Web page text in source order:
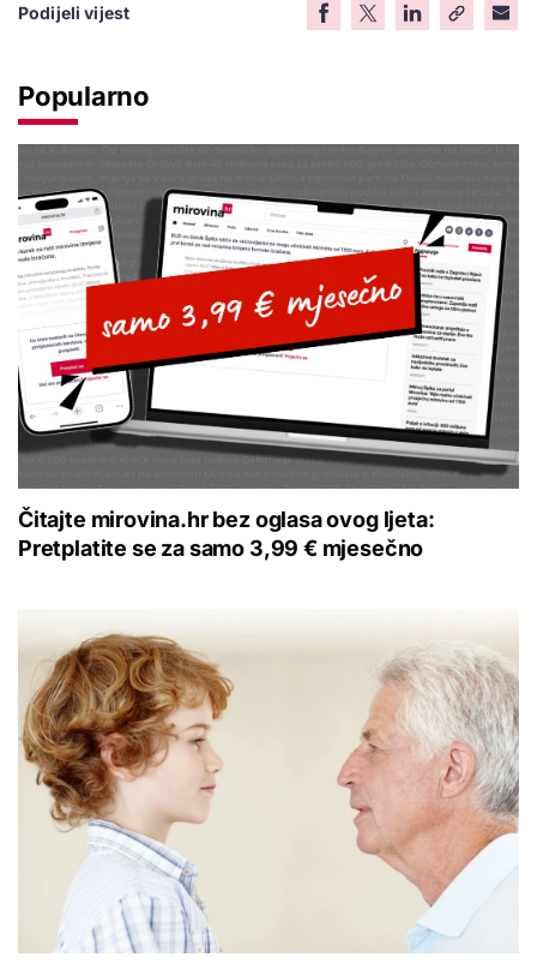
Podijeli vijest
Popularno
Čitajte mirovina.hr bez oglasa ovog ljeta:
Pretplatite se za samo 3,99 € mjesečno